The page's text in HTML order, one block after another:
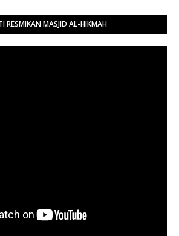
RESMIKAN MASJID AL-HIKMAH